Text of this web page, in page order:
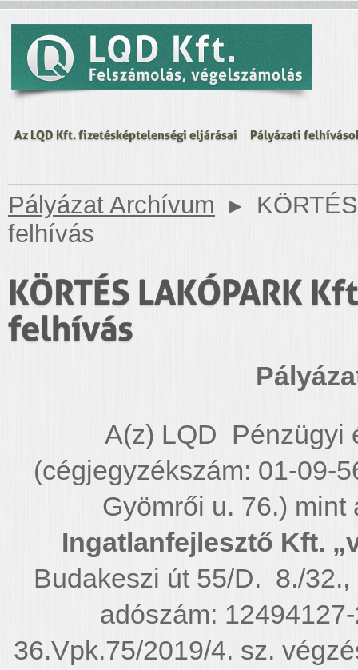
Az LQD Kft. fizetésképtelenségi eljárásai Pályázati
Pályázat Archívum ▸
felhívás
KÖRTÉS LAKÓPARK
felhívás
A(z) LQD Pénzügyi
(cégjegyzékszám: 01-09-
Gyömrői u. 76.)
Ingatlanfejlesztő Kft.
Budakeszi út 55/D. 8./
adószám:
36.Vpk.75/2019/4. sz.